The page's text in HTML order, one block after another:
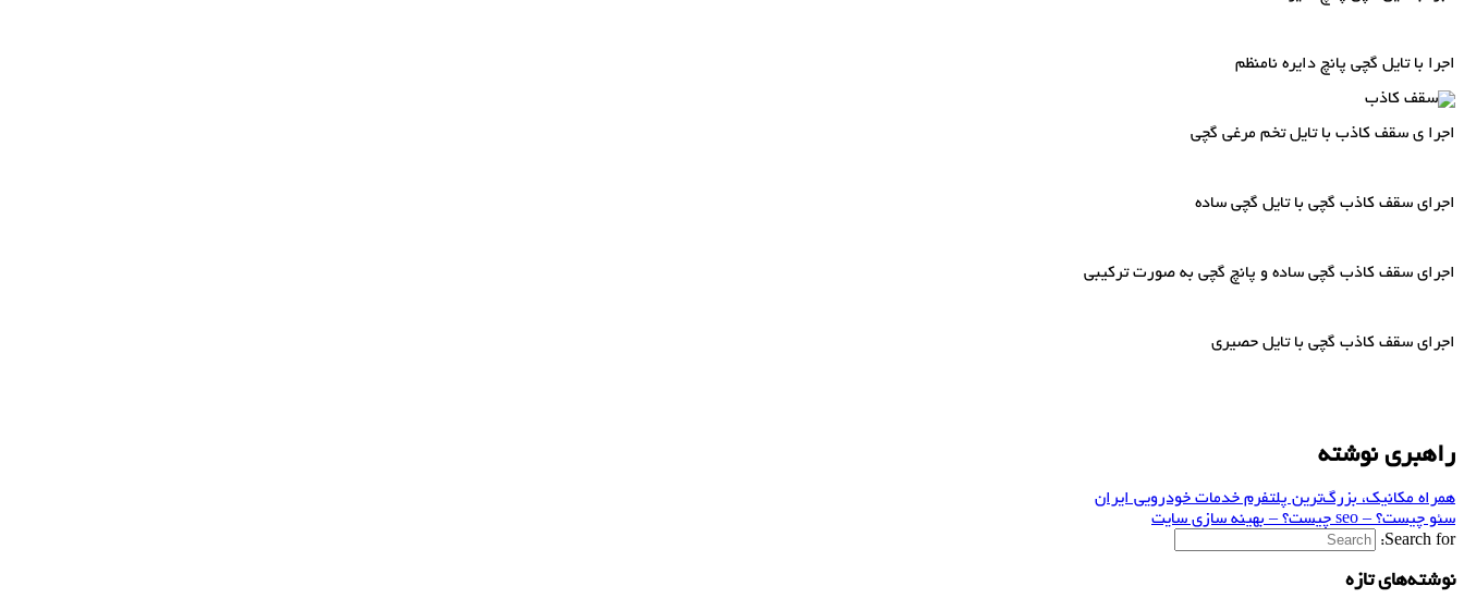
اجرا با تایل گچی پانچ دایره نامنظم
اجرا ی سقف کاذب با تایل تخم مرغی گچی
اجرای سقف کاذب گچی با تایل گچی ساده
اجرای سقف کاذب گچی ساده و پانچ گچی به صورت ترکیبی
اجرای سقف کاذب گچی با تایل حصیری
راهبری نوشته
همراه مکانیک، بزرگ‌ترین پلتفرم خدمات خودرویی ایران
سئو چیست؟ – seo چیست؟ – بهینه سازی سایت
Search for:
نوشته‌های تازه